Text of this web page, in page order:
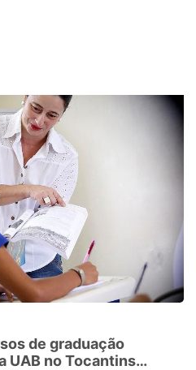
de graduação
UAB no Tocantins